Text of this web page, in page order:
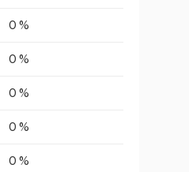
0 %
0 %
0 %
0 %
0 %